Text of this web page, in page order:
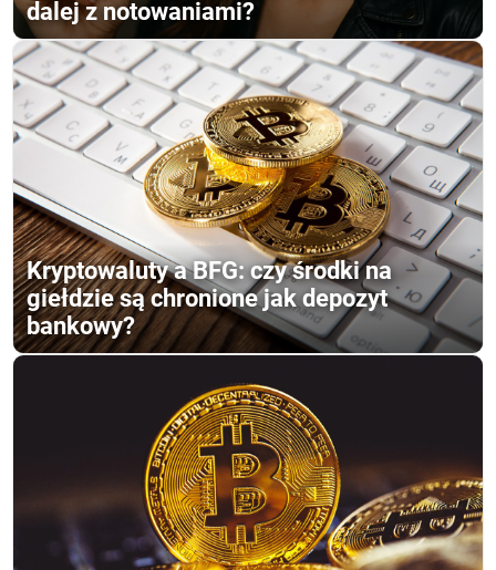
dalej z notowaniami?
Kryptowaluty a BFG: czy środki na
giełdzie są chronione jak depozyt
bankowy?